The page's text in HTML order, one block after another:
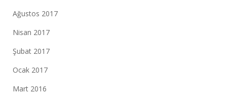
Ağustos 2017
Nisan 2017
Şubat 2017
Ocak 2017
Mart 2016